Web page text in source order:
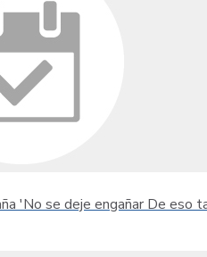
'No se deje engañar De eso